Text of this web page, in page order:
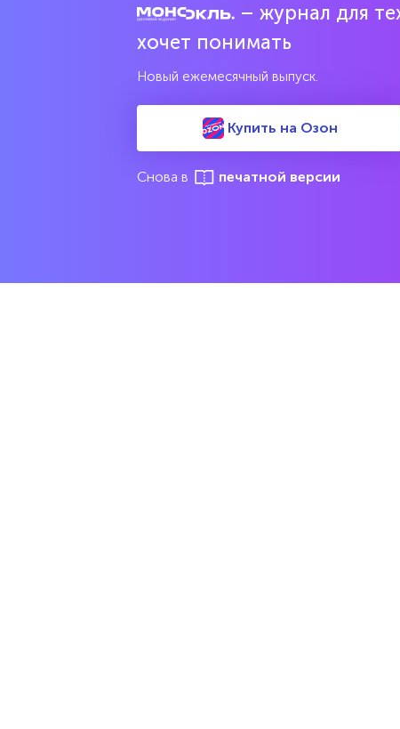
– журнал для
хочет понимать
Новый ежемесячный выпуск.
Купить на Озон
Снова в печатной версии